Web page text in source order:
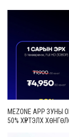
MEZONE APP
50% ХҮРТЭЛХ